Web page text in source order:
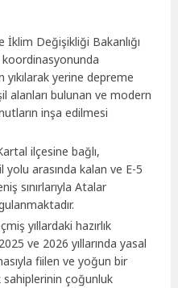
İklim Değişikliği Bakanlığı
koordinasyonunda
yıkılarak yerine depreme
alanları bulunan ve modern
inşa edilmesi
ilçesine bağlı,
arasında kalan ve E-5
sınırlarıyla Atalar
yıllardaki hazırlık
ve 2026 yıllarında yasal
fiilen ve yoğun bir
sahiplerinin çoğunluk